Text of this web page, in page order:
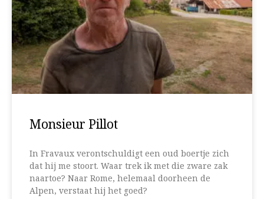
Monsieur Pillot
In Fravaux verontschuldigt een oud boertje zich
dat hij me stoort. Waar trek ik met die zware zak
naartoe? Naar Rome, helemaal doorheen de
Alpen, verstaat hij het goed?